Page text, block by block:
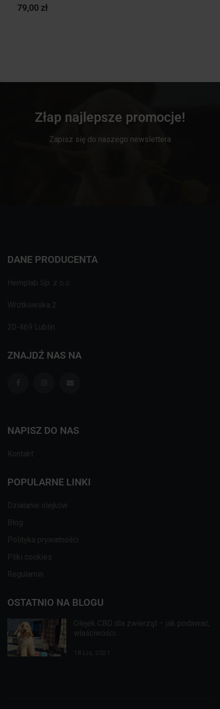
79,00 zł
Złap najlepsze promocje!
Zapisz się do naszego newslettera
DANE PRODUCENTA
Hemplab Sp. z o.o.
Wrotkowska 2
20-469 Lublin
ZNAJDŹ NAS NA
NAPISZ DO NAS
Kontakt
POPULARNE LINKI
Działanie olejków
Blog
Polityka prywatności
Pliki cookies
Regulamin
OSTATNIO NA BLOGU
Olejek CBD dla zwierząt – jak podawać,
właściwości
18 Lis, 2021